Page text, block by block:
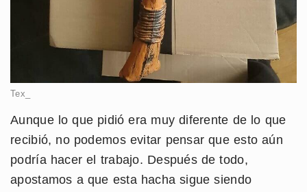
Tex_
Aunque lo que pidió era muy diferente de lo que
recibió, no podemos evitar pensar que esto aún
podría hacer el trabajo. Después de todo,
apostamos a que esta hacha sigue siendo